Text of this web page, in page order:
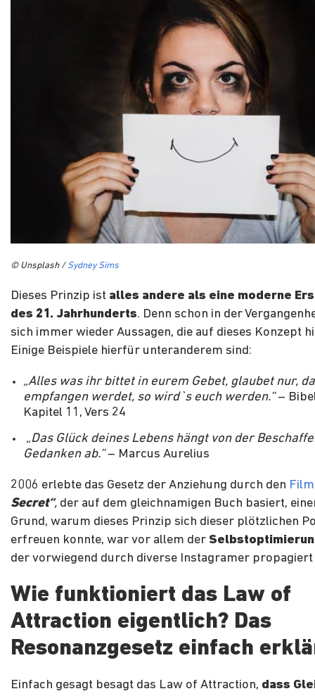
© Unsplash / Sydney Sims
Dieses Prinzip ist alles andere als eine moderne
des 21. Jahrhunderts. Denn schon in der
sich immer wieder Aussagen, die auf dieses Konzept
Einige Beispiele hierfür unteranderem sind:
„Alles was ihr bittet in eurem Gebet, glaubet nur,
empfangen werdet, so wird`s euch werden.“–
Kapitel 11, Vers 24
„Das Glück deines Lebens hängt von der
Gedanken ab.“– Marcus Aurelius
2006 erlebte das Gesetz der Anziehung durch den
Secret“, der auf dem gleichnamigen Buch basiert,
Grund, warum dieses Prinzip sich dieser plötzlichen
erfreuen konnte, war vor allem der
der vorwiegend durch diverse Instagramer
Wie funktioniert das Law of
Attraction eigentlich? Das
Resonanzgesetz einfach
Einfach gesagt besagt das Law of Attraction, dass